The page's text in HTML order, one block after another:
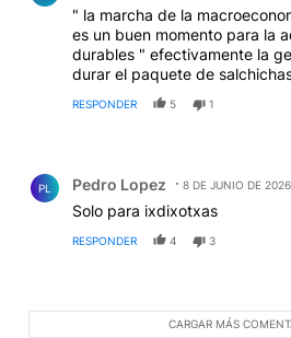
" la marcha de la
es un buen momento para la
durables " efectivamente la
durar el paquete de
RESPONDER 5 1
PL Pedro Lopez 8 DE JUNIO DE 2026
Solo para ixdixotxas
RESPONDER 4 3
CARGAR MÁS